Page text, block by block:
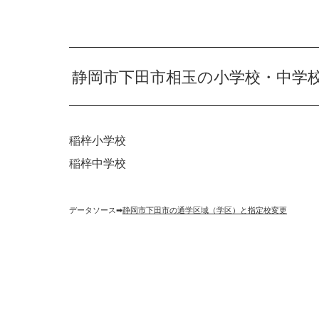
静岡市下田市相玉の小学校・中学
稲梓小学校
稲梓中学校
データソース➡︎静岡市下田市の通学区域（学区）と指定校変更